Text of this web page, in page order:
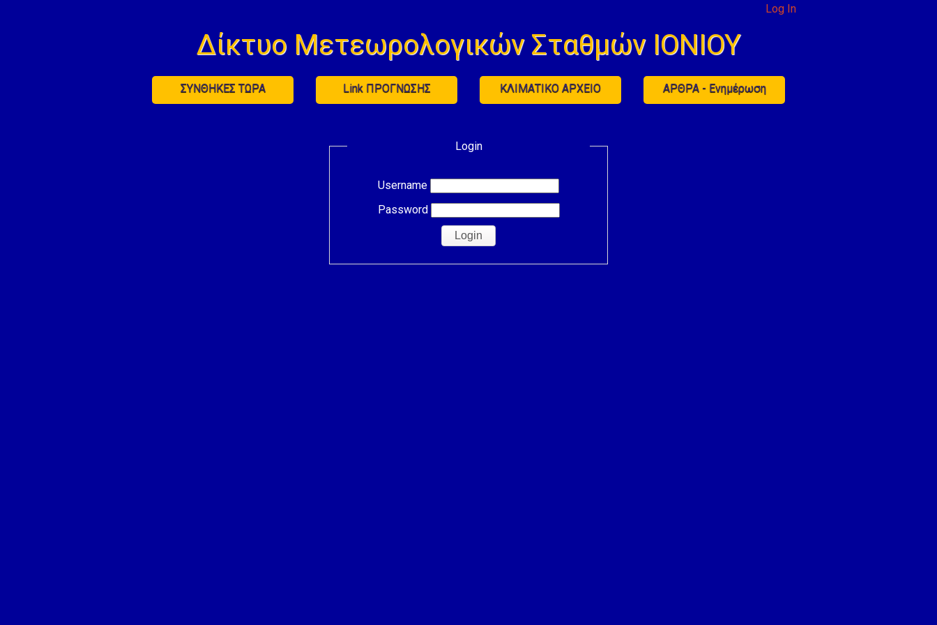
Log In
Δίκτυο Μετεωρολογικών Σταθμών ΙΟΝΙΟΥ
ΣΥΝΘΗΚΕΣ ΤΩΡΑ Link ΠΡΟΓΝΩΣΗΣ ΚΛΙΜΑΤΙΚΟ ΑΡΧΕΙΟ ΑΡΘΡΑ - Ενημέρωση
Login
Username
Password